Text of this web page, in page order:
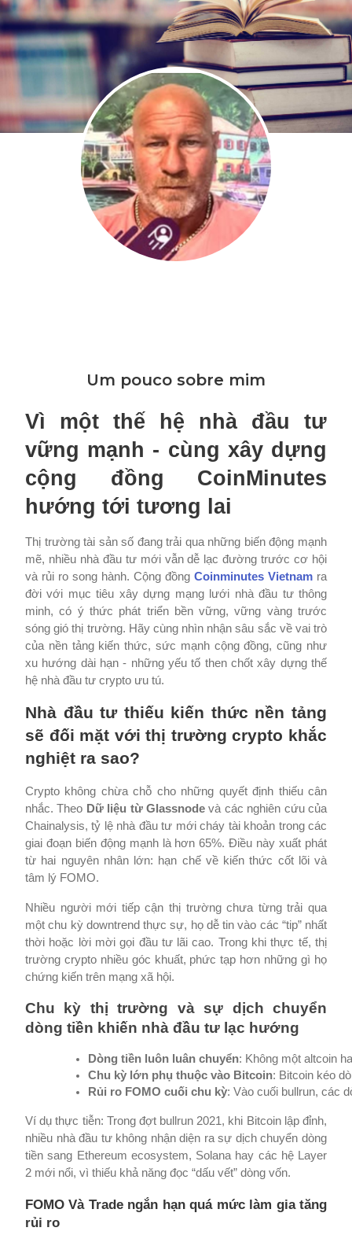
Um pouco sobre mim
Vì một thế hệ nhà đầu tư
vững mạnh - cùng xây dựng
cộng đồng CoinMinutes
hướng tới tương lai
Thị trường tài sản số đang trải qua những biến động mạnh
mẽ, nhiều nhà đầu tư mới vẫn dễ lạc đường trước cơ hội
và rủi ro song hành. Cộng đồng Coinminutes Vietnam ra
đời với mục tiêu xây dựng mạng lưới nhà đầu tư thông
minh, có ý thức phát triển bền vững, vững vàng trước
sóng gió thị trường. Hãy cùng nhìn nhận sâu sắc về vai trò
của nền tảng kiến thức, sức mạnh cộng đồng, cũng như
xu hướng dài hạn - những yếu tố then chốt xây dựng thế
hệ nhà đầu tư crypto ưu tú.
Nhà đầu tư thiếu kiến thức nền tảng
sẽ đối mặt với thị trường crypto khắc
nghiệt ra sao?
Crypto không chừa chỗ cho những quyết định thiếu cân
nhắc. Theo Dữ liệu từ Glassnode và các nghiên cứu của
Chainalysis, tỷ lệ nhà đầu tư mới cháy tài khoản trong các
giai đoạn biến động mạnh là hơn 65%. Điều này xuất phát
từ hai nguyên nhân lớn: hạn chế về kiến thức cốt lõi và
tâm lý FOMO.
Nhiều người mới tiếp cận thị trường chưa từng trải qua
một chu kỳ downtrend thực sự, họ dễ tin vào các “tip” nhất
thời hoặc lời mời gọi đầu tư lãi cao. Trong khi thực tế, thị
trường crypto nhiều góc khuất, phức tạp hơn những gì họ
chứng kiến trên mạng xã hội.
Chu kỳ thị trường và sự dịch chuyển
dòng tiền khiến nhà đầu tư lạc hướng
Dòng tiền luôn luân chuyển: Không một altcoin
Chu kỳ lớn phụ thuộc vào Bitcoin: Bitcoin kéo
Rủi ro FOMO cuối chu kỳ: Vào cuối bullrun, các
Ví dụ thực tiễn: Trong đợt bullrun 2021, khi Bitcoin lập đỉnh,
nhiều nhà đầu tư không nhận diện ra sự dịch chuyển dòng
tiền sang Ethereum ecosystem, Solana hay các hệ Layer
2 mới nổi, vì thiếu khả năng đọc “dấu vết” dòng vốn.
FOMO Và Trade ngắn hạn quá mức làm gia tăng
rủi ro